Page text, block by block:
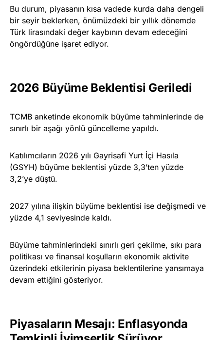
Bu durum, piyasanın kısa vadede kurda daha dengeli
bir seyir beklerken, önümüzdeki bir yıllık dönemde
Türk lirasındaki değer kaybının devam edeceğini
öngördüğüne işaret ediyor.
2026 Büyüme Beklentisi Geriledi
TCMB anketinde ekonomik büyüme tahminlerinde de
sınırlı bir aşağı yönlü güncelleme yapıldı.
Katılımcıların 2026 yılı Gayrisafi Yurt İçi Hasıla
(GSYH) büyüme beklentisi yüzde 3,3’ten yüzde
3,2’ye düştü.
2027 yılına ilişkin büyüme beklentisi ise değişmedi ve
yüzde 4,1 seviyesinde kaldı.
Büyüme tahminlerindeki sınırlı geri çekilme, sıkı para
politikası ve finansal koşulların ekonomik aktivite
üzerindeki etkilerinin piyasa beklentilerine yansımaya
devam ettiğini gösteriyor.
Piyasaların Mesajı: Enflasyonda